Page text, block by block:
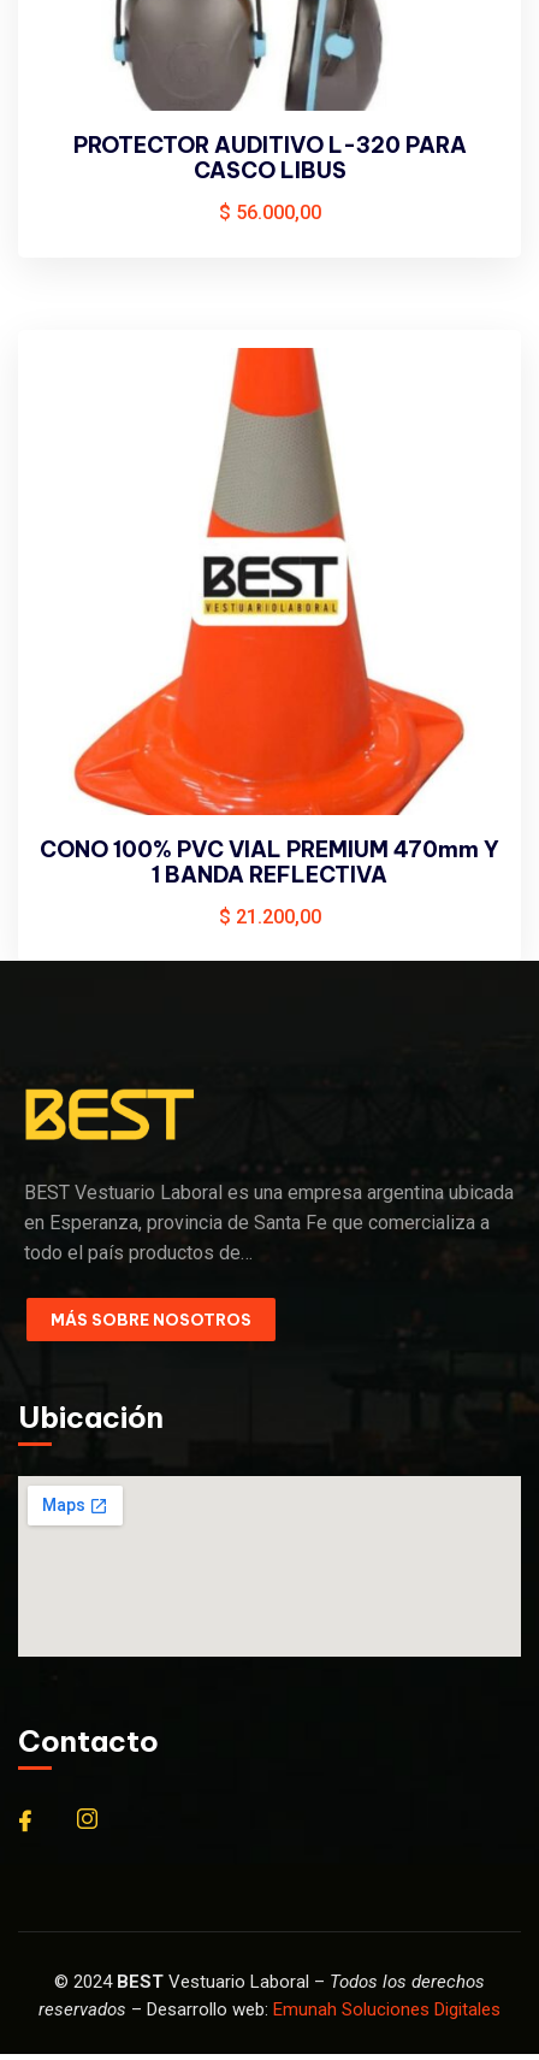
PROTECTOR AUDITIVO L-320 PARA
CASCO LIBUS
$ 56.000,00
CONO 100% PVC VIAL PREMIUM 470mm Y
1 BANDA REFLECTIVA
$ 21.200,00
BEST Vestuario Laboral es una empresa argentina ubicada
en Esperanza, provincia de Santa Fe que comercializa a
todo el país productos de…
MÁS SOBRE NOSOTROS
Ubicación
Contacto
© 2024 BEST Vestuario Laboral – Todos los derechos
reservados – Desarrollo web: Emunah Soluciones Digitales